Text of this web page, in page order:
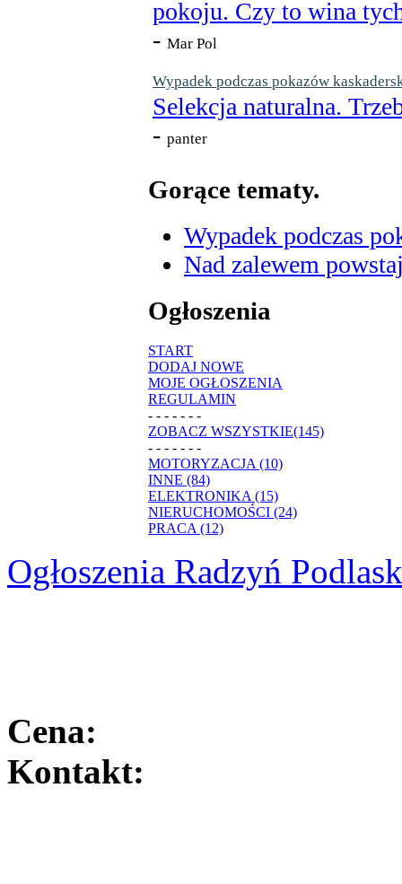
pokoju. Czy to wina
- Mar Pol
Wypadek podczas pokazów
Selekcja naturalna.
- panter
Gorące tematy.
Wypadek podczas
Nad zalewem
Ogłoszenia
START
DODAJ NOWE
MOJE OGŁOSZENIA
REGULAMIN
- - - - - - -
ZOBACZ WSZYSTKIE(145)
- - - - - - -
MOTORYZACJA (10)
INNE (84)
ELEKTRONIKA (15)
NIERUCHOMOŚCI (24)
PRACA (12)
Ogłoszenia Radzyń
Cena:
Kontakt: